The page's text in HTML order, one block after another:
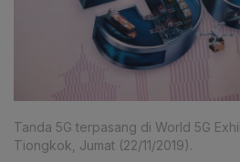
Tanda 5G terpasang di World 5G
Tiongkok, Jumat (22/11/2019).